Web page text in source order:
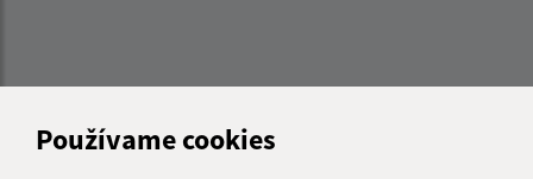
Používame cookies